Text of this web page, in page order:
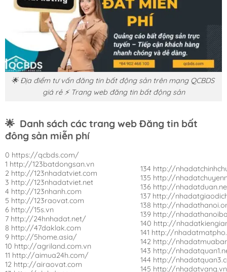
🌟 Địa điểm tư vấn đăng tin bất động sản trên mạng QCBDS
giá rẻ ⚡ Trang web đăng tin bất động sản
🌟 Danh sách các trang web Đăng tin bất
đông sản miễn phí
0 https://qcbds.com/
1 http://123batdongsan.vn
2 http://123nhadatviet.com
3 http://123nhadatviet.net
4 http://123nhanh.com
5 http://123raovat.com
6 http://15s.vn
7 http://24hnhadat.net/
8 http://47daklak.com
9 http://5home.asia/
10 http://agriland.com.vn
11 http://aimua24h.com/
12 http://airaovat.com
134 http://
135 http://
136 http://
137 http://
138 http://
139 http://
140 http://
141 http://
142 http://
143 http://
144 http://
145 http://nhadatvang.vn